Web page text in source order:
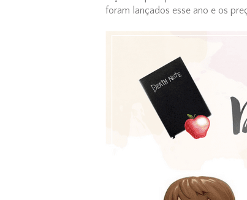
foram lançados esse ano e os